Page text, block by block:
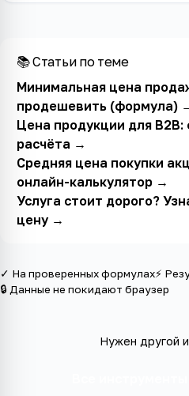
📚 Статьи по теме
Минимальная цена
продешевить (формула)
Цена продукции для
расчёта →
Средняя цена покупки
онлайн-калькулятор→
Услуга стоит дорого?
цену→
✓ На проверенных формулах⚡
🔒 Данные не покидают браузер
Нужен другой